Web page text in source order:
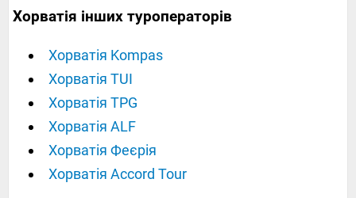
Хорватія інших туроператорів
Хорватія Kompas
Хорватія TUI
Хорватія TPG
Хорватія ALF
Хорватія Феєрія
Хорватія Accord Tour